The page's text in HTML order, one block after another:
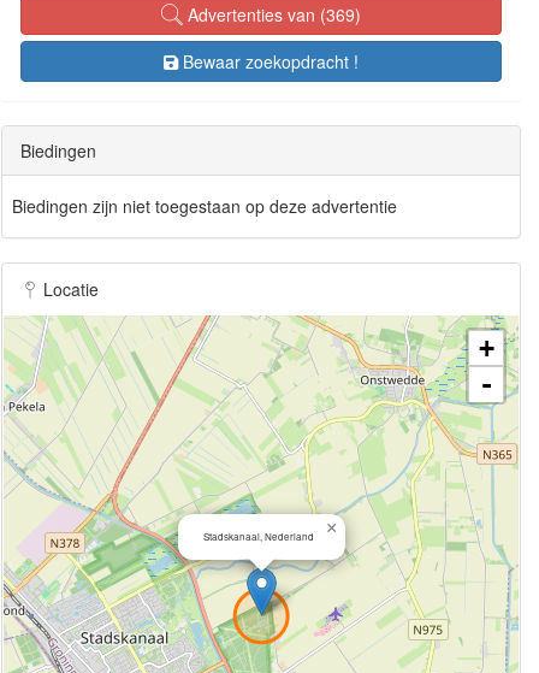
Advertenties van (369)
Bewaar zoekopdracht !
Biedingen
Biedingen zijn niet toegestaan op deze advertentie
Locatie
Stadskanaal, Nederland ×
+
-